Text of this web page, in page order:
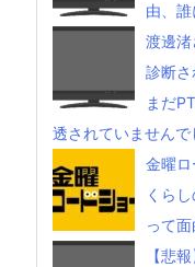
由、
渡邊渚
診断
まだ
透されていませんで
金曜ロ
くら
って
【悲